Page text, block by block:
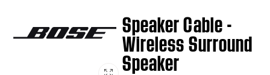
Speaker Cable -
Wireless Surround
Speaker